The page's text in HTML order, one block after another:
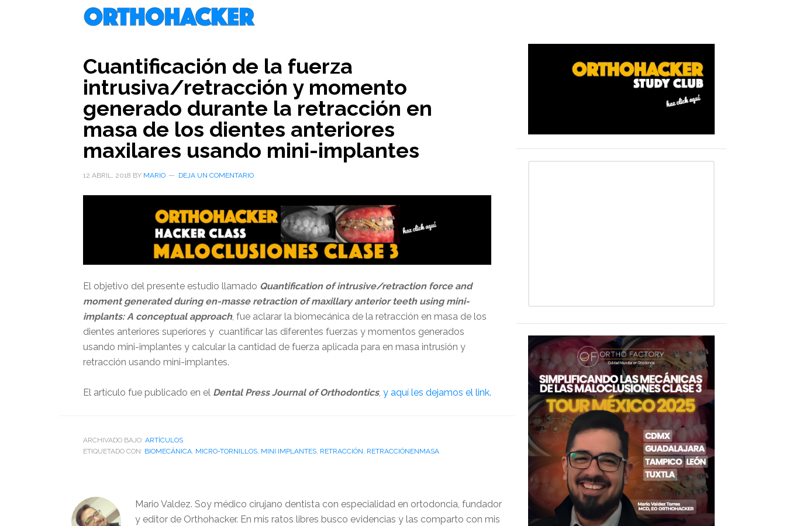
Cuantificación de la fuerza
intrusiva/retracción y momento
generado durante la retracción en
masa de los dientes anteriores
maxilares usando mini-implantes
12 ABRIL, 2018 BY MARIO DEJA UN COMENTARIO
El objetivo del presente estudio llamado Quantification of intrusive/retraction force and
moment generated during en-masse retraction of maxillary anterior teeth using mini-
implants: A conceptual approach, fue aclarar la biomecánica de la retracción en masa de los
dientes anteriores superiores y cuantificar las diferentes fuerzas y momentos generados
usando mini-implantes y calcular la cantidad de fuerza aplicada para en masa intrusión y
retracción usando mini-implantes.
El artículo fue publicado en el Dental Press Journal of Orthodontics, y aquí les dejamos el link.
ARCHIVADO BAJO: ARTÌCULOS
ETIQUETADO CON: BIOMECÁNICA, MICRO-TORNILLOS, MINI IMPLANTES, RETRACCIÓN, RETRACCIÓNENMASA
Mario Valdez. Soy médico cirujano dentista con especialidad en ortodoncia, fundador
y editor de Orthohacker. En mis ratos libres busco evidencias y las comparto con mis
Barra
primaria